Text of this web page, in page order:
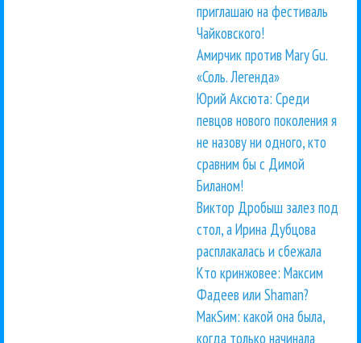
приглашаю на фестиваль
Чайковского!
Амирчик против Mary Gu.
«Соль. Легенда»
Юрий Аксюта: Среди
певцов нового поколения я
не назову ни одного, кто
сравним бы с Димой
Биланом!
Виктор Дробыш залез под
стол, а Ирина Дубцова
расплакалась и сбежала
Кто кринжовее: Максим
Фадеев или Shaman?
МакSим: какой она была,
когда только начинала